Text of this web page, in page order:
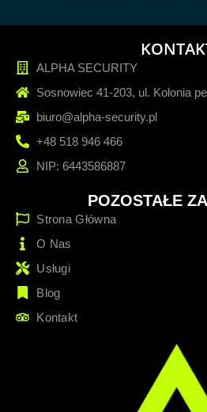
ALPHA SECURITY
Sosnowiec 41-203, ul. Kolonia
biuro@alpha-security.pl
+48 518 946 466
NIP: 6443586887
POZOSTAŁE
Strona Główna
O Nas
Usługi
Blog
Kontakt